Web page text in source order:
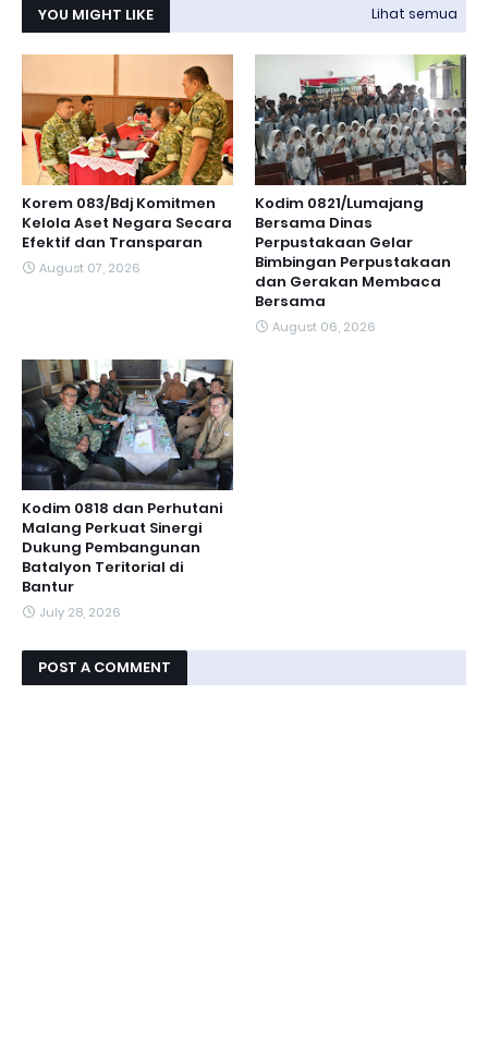
YOU MIGHT LIKE Lihat semua
Korem 083/Bdj Komitmen
Kelola Aset Negara Secara
Efektif dan Transparan
August 07, 2026
Kodim 0821/Lumajang
Bersama Dinas
Perpustakaan Gelar
Bimbingan Perpustakaan
dan Gerakan Membaca
Bersama
August 06, 2026
Kodim 0818 dan Perhutani
Malang Perkuat Sinergi
Dukung Pembangunan
Batalyon Teritorial di
Bantur
July 28, 2026
POST A COMMENT